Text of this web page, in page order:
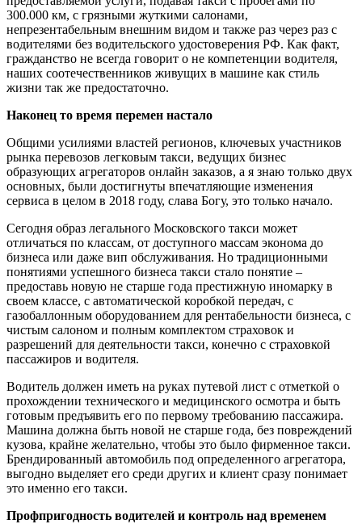
300.000 км, с грязными жуткими салонами,
непрезентабельным внешним видом и также раз через раз с
водителями без водительского удостоверения РФ. Как факт,
гражданство не всегда говорит о не компетенции водителя,
наших соотечественников живущих в машине как стиль
жизни так же предостаточно.
Наконец то время перемен настало
Общими усилиями властей регионов, ключевых участников
рынка перевозов легковым такси, ведущих бизнес
образующих агрегаторов онлайн заказов, а я знаю только двух
основных, были достигнуты впечатляющие изменения
сервиса в целом в 2018 году, слава Богу, это только начало.
Сегодня образ легального Московского такси может
отличаться по классам, от доступного массам эконома до
бизнеса или даже вип обслуживания. Но традиционными
понятиями успешного бизнеса такси стало понятие –
предоставь новую не старше года престижную иномарку в
своем классе, с автоматической коробкой передач, с
газобаллонным оборудованием для рентабельности бизнеса, с
чистым салоном и полным комплектом страховок и
разрешений для деятельности такси, конечно с страховкой
пассажиров и водителя.
Водитель должен иметь на руках путевой лист с отметкой о
прохождении технического и медицинского осмотра и быть
готовым предъявить его по первому требованию пассажира.
Машина должна быть новой не старше года, без повреждений
кузова, крайне желательно, чтобы это было фирменное такси.
Брендированный автомобиль под определенного агрегатора,
выгодно выделяет его среди других и клиент сразу понимает
это именно его такси.
Профпригодность водителей и контроль над временем